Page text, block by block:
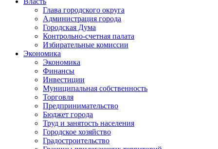
Глава городского округа
Администрация города
Городская Дума
Контрольно-счетная палата
Избирательные комиссии
Экономика
Экономика
Финансы
Инвестиции
Муниципальная собственность
Торговля
Предпринимательство
Бюджет города
Труд и занятость населения
Городское хозяйство
Градостроительство